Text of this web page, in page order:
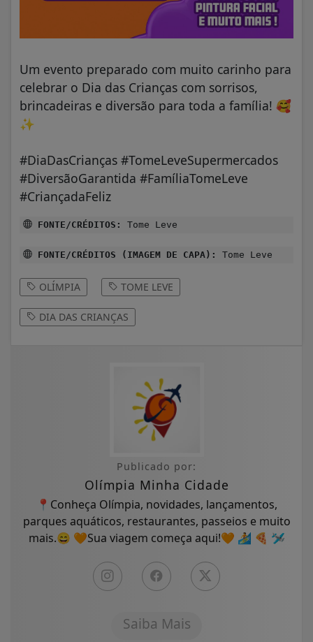
Um evento preparado com muito carinho para
celebrar o Dia das Crianças com sorrisos,
brincadeiras e diversão para toda a família! 🥰
✨
#DiaDasCrianças #TomeLeveSupermercados
#DiversãoGarantida #FamíliaTomeLeve
#CriançadaFeliz
FONTE/CRÉDITOS: Tome Leve
FONTE/CRÉDITOS (IMAGEM DE CAPA): Tome Leve
OLÍMPIA TOME LEVE
DIA DAS CRIANÇAS
Publicado por:
Olímpia Minha Cidade
📍Conheça Olímpia, novidades, lançamentos,
parques aquáticos, restaurantes, passeios e muito
mais.😄 🧡Sua viagem começa aqui!🧡 🏄 🍕 🛩
Saiba Mais